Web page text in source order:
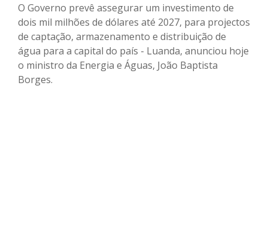
O Governo prevê assegurar um investimento de
dois mil milhões de dólares até 2027, para projectos
de captação, armazenamento e distribuição de
água para a capital do país - Luanda, anunciou hoje
o ministro da Energia e Águas, João Baptista
Borges.